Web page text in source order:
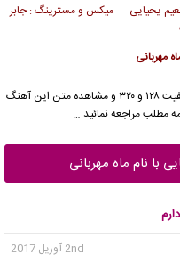
یحیایی میکس و مسترینگ : جابر
مهربانی
با کیفیت ۱۲۸ و ۳۲۰ و مشاهده متن این آهنگ
مطلب مراجعه نمائید …
با نام ماه مهربانی
2nd آوریل 2017